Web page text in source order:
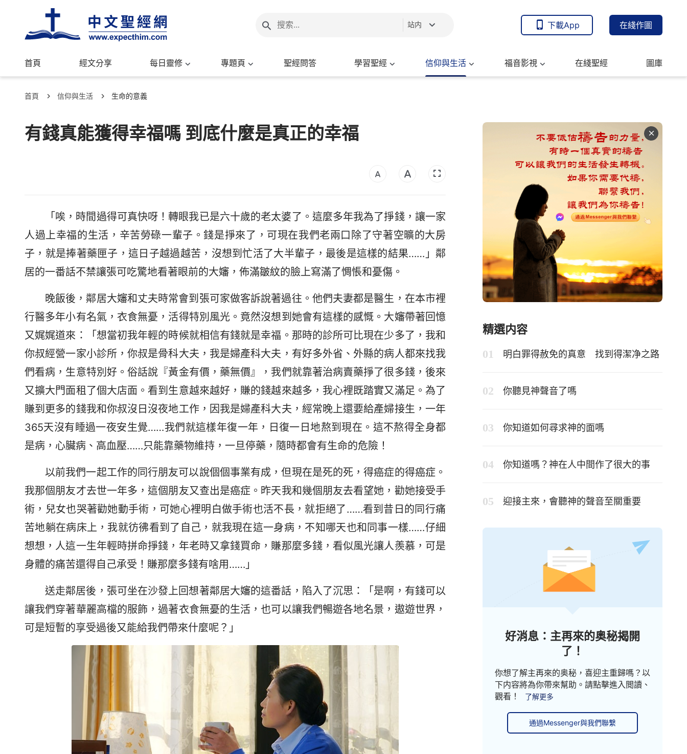
站内 下載App 在綫作圖
首頁 經文分享 每日靈修 專題頁 聖經問答 學習聖經 信仰與生活 福音影視 在綫聖經 圖庫
首頁 信仰與生活 生命的意義
有錢真能獲得幸福嗎 到底什麼是真正的幸福
「唉，時間過得可真快呀！轉眼我已是六十歲的老太婆了。這麼多年我為了掙錢，讓一家
人過上幸福的生活，辛苦勞碌一輩子。錢是掙來了，可現在我們老兩口除了守著空曠的大房
子，就是捧著藥匣子，這日子越過越苦，沒想到忙活了大半輩子，最後是這樣的結果……」鄰
居的一番話不禁讓張可吃驚地看著眼前的大嬸，佈滿皺紋的臉上寫滿了惆悵和憂傷。
晚飯後，鄰居大嬸和丈夫時常會到張可家做客訴說著過往。他們夫妻都是醫生，在本市裡
行醫多年小有名氣，衣食無憂，活得特別風光。竟然沒想到她會有這樣的感慨。大嬸帶著回憶
又娓娓道來：「想當初我年輕的時候就相信有錢就是幸福。那時的診所可比現在少多了，我和
你叔經營一家小診所，你叔是骨科大夫，我是婦產科大夫，有好多外省、外縣的病人都來找我
們看病，生意特別好。俗話說『黃金有價，藥無價』，我們就靠著治病賣藥掙了很多錢，後來
又擴大門面租了個大店面。看到生意越來越好，賺的錢越來越多，我心裡既踏實又滿足。為了
賺到更多的錢我和你叔沒日沒夜地工作，因我是婦產科大夫，經常晚上還要給產婦接生，一年
365天沒有睡過一夜安生覺……我們就這樣年復一年，日復一日地熬到現在。這不熬得全身都
是病，心臟病、高血壓……只能靠藥物維持，一旦停藥，隨時都會有生命的危險！
以前我們一起工作的同行朋友可以說個個事業有成，但現在是死的死，得癌症的得癌症。
我那個朋友才去世一年多，這個朋友又查出是癌症。昨天我和幾個朋友去看望她，勸她接受手
術，兒女也哭著勸她動手術，可她心裡明白做手術也活不長，就拒絕了……看到昔日的同行痛
苦地躺在病床上，我就彷彿看到了自己，就我現在這一身病，不知哪天也和同事一樣……仔細
想想，人這一生年輕時拼命掙錢，年老時又拿錢買命，賺那麼多錢，看似風光讓人羨慕，可是
身體的痛苦還得自己承受！賺那麼多錢有啥用……」
送走鄰居後，張可坐在沙發上回想著鄰居大嬸的這番話，陷入了沉思：「是啊，有錢可以
讓我們穿著華麗高檔的服飾，過著衣食無憂的生活，也可以讓我們暢遊各地名景，遨遊世界，
可是短暫的享受過後又能給我們帶來什麼呢？」
精選内容
明白罪得赦免的真意 找到得潔净之路
你聽見神聲音了嗎
你知道如何尋求神的面嗎
你知道嗎？神在人中間作了很大的事
迎接主來，會聽神的聲音至關重要
好消息：主再來的奥秘揭開
了！
你想了解主再來的奥秘，喜迎主重歸嗎？以
下内容將為你帶來幫助。請點擊進入閲讀、
觀看！
了解更多
通過Messenger與我們聯繫